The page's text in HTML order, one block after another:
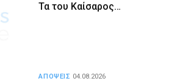
Τα του Καίσαρος…
ΑΠΟΨΕΙΣ 04.08.2026